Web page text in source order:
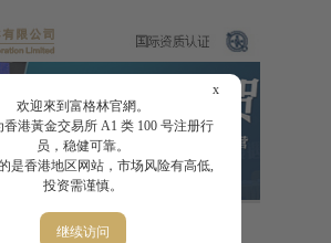
x
欢迎來到富格林官網。
香港黃金交易所 A1 类 100 号注册行
员，稳健可靠。
是香港地区网站，市场风险有高低,
投资需谨慎。
继续访问